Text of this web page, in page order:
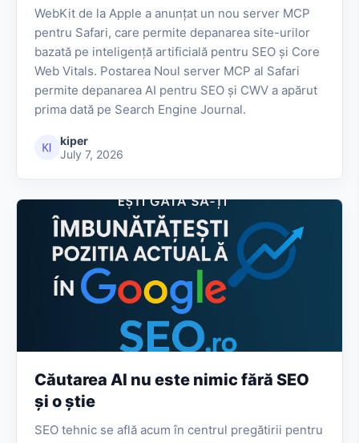
WebKit de la Apple a anunțat un nou server MCP
pentru Safari, care permite depanarea site-urilor
bazată pe inteligență artificială pentru SEO și Core
Web Vitals. Postarea Noul server MCP al Safari
permite depanarea AI pentru SEO și CWV a apărut
prima dată pe Search Engine Journal.
kiper
July 7, 2026
Căutarea AI nu este nimic fără SEO
și o știe
SEO tehnic se află acum în centrul pregătirii pentru